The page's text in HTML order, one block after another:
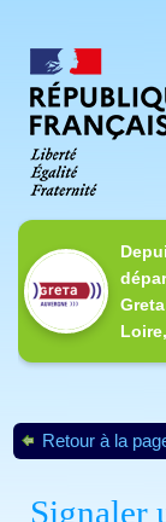
Retour à la
Signaler